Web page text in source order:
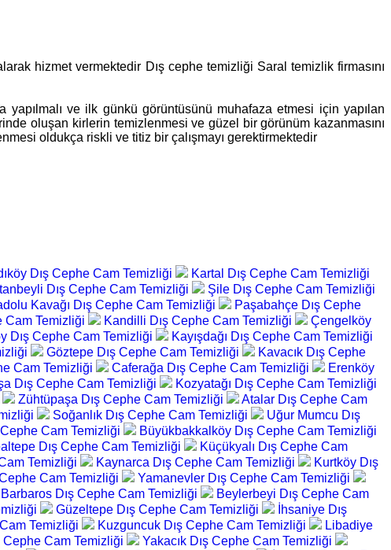
hizmet vermektedir Dış cephe temizliği Saral temizlik firmasını
ve ilk günkü görüntüsünü muhafaza etmesi için yapılan
oluşan kirlerin temizlenmesi ve güzel bir görünüm kazanmasını
oldukça riskli ve titiz bir çalışmayı gerektirmektedir
Dış Cephe Cam Temizliği
Kartal Dış Cephe Cam Temizliği
Dış Cephe Cam Temizliği
Şile Dış Cephe Cam Temizliği
Kavağı Dış Cephe Cam Temizliği
Paşabahçe Dış Cephe
Cam Temizliği Kandilli Dış Cephe Cam Temizliği
Çengelköy
Dış Cephe Cam Temizliği
Kayışdağı Dış Cephe Cam Temizliği
Göztepe Dış Cephe Cam Temizliği
Kavacık Dış Cephe
Cam Temizliği Caferağa Dış Cephe Cam Temizliği
Erenköy
Dış Cephe Cam Temizliği
Kozyatağı Dış Cephe Cam Temizliği
Zühtüpaşa Dış Cephe Cam Temizliği
Atalar Dış Cephe Cam
Soğanlık Dış Cephe Cam Temizliği
Uğur Mumcu Dış
Cephe Cam Temizliği
Büyükbakkalköy Dış Cephe Cam Temizliği
Dış Cephe Cam Temizliği
Küçükyalı Dış Cephe Cam
Temizliği Kaynarca Dış Cephe Cam Temizliği
Kurtköy Dış
Cam Temizliği
Yamanevler Dış Cephe Cam Temizliği
Barbaros Dış Cephe Cam Temizliği
Beylerbeyi Dış Cephe Cam
Güzeltepe Dış Cephe Cam Temizliği
İhsaniye Dış
Temizliği Kuzguncuk Dış Cephe Cam Temizliği
Libadiye
Cephe Cam Temizliği
Yakacık Dış Cephe Cam Temizliği